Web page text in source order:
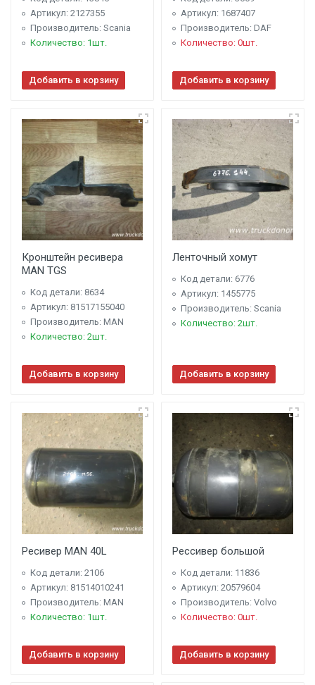
Артикул: 2127355
Производитель: Scania
Количество: 1шт.
Добавить в корзину
Артикул: 1687407
Производитель: DAF
Количество: 0шт.
Добавить в корзину
Кронштейн ресивера
MAN TGS
Код детали: 8634
Артикул: 81517155040
Производитель: MAN
Количество: 2шт.
Добавить в корзину
Ленточный хомут
Код детали: 6776
Артикул: 1455775
Производитель: Scania
Количество: 2шт.
Добавить в корзину
Ресивер MAN 40L
Код детали: 2106
Артикул: 81514010241
Производитель: MAN
Количество: 1шт.
Добавить в корзину
Рессивер большой
Код детали: 11836
Артикул: 20579604
Производитель: Volvo
Количество: 0шт.
Добавить в корзину